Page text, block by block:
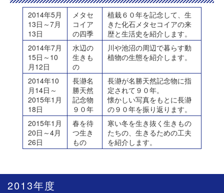
2014年5月
13日～7月
13日
メタセ
コイア
の四季
植栽６０年を記念して、生
きた化石メタセコイアの来
歴と生活史を紹介します。
2014年7月
15日～10
月12日
水辺の
生きも
の
川や池沼の周辺で暮らす動
植物の生態を紹介します。
2014年10
月14日～
2015年1月
18日
長瀞名
勝天然
記念物
９０年
長瀞が名勝天然記念物に指
定されて９０年。
懐かしい写真をもとに長瀞
の９０年を振り返ります。
2015年1月
20日～4月
26日
春を待
つ生き
もの
寒い冬を生き抜く生きもの
たちの、生きるための工夫
を紹介します。
2013年度